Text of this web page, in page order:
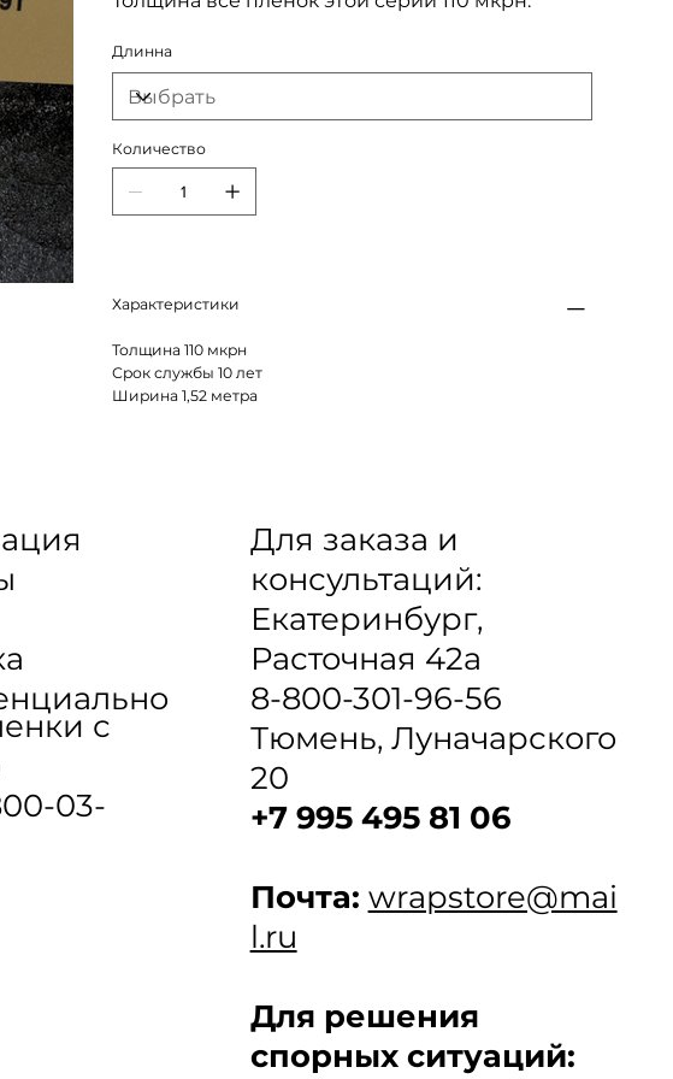
Длинна
Количество
Характеристики
Толщина 110 мкрн
Срок службы 10 лет
Ширина 1,52 метра
с
03-
Для заказа и
консультаций:
Екатеринбург,
Расточная 42а
8-800-301-96-56
Тюмень, Луначарского
20
+7 995 495 81 06
Почта: wrapstore@mai
l.ru
Для решения
спорных ситуаций: